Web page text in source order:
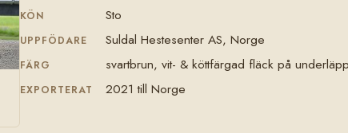
KÖN Sto
UPPFÖDARE Suldal Hestesenter AS, Norge
FÄRG svartbrun, vit- & köttfärgad fläck på
EXPORTERAT 2021 till Norge